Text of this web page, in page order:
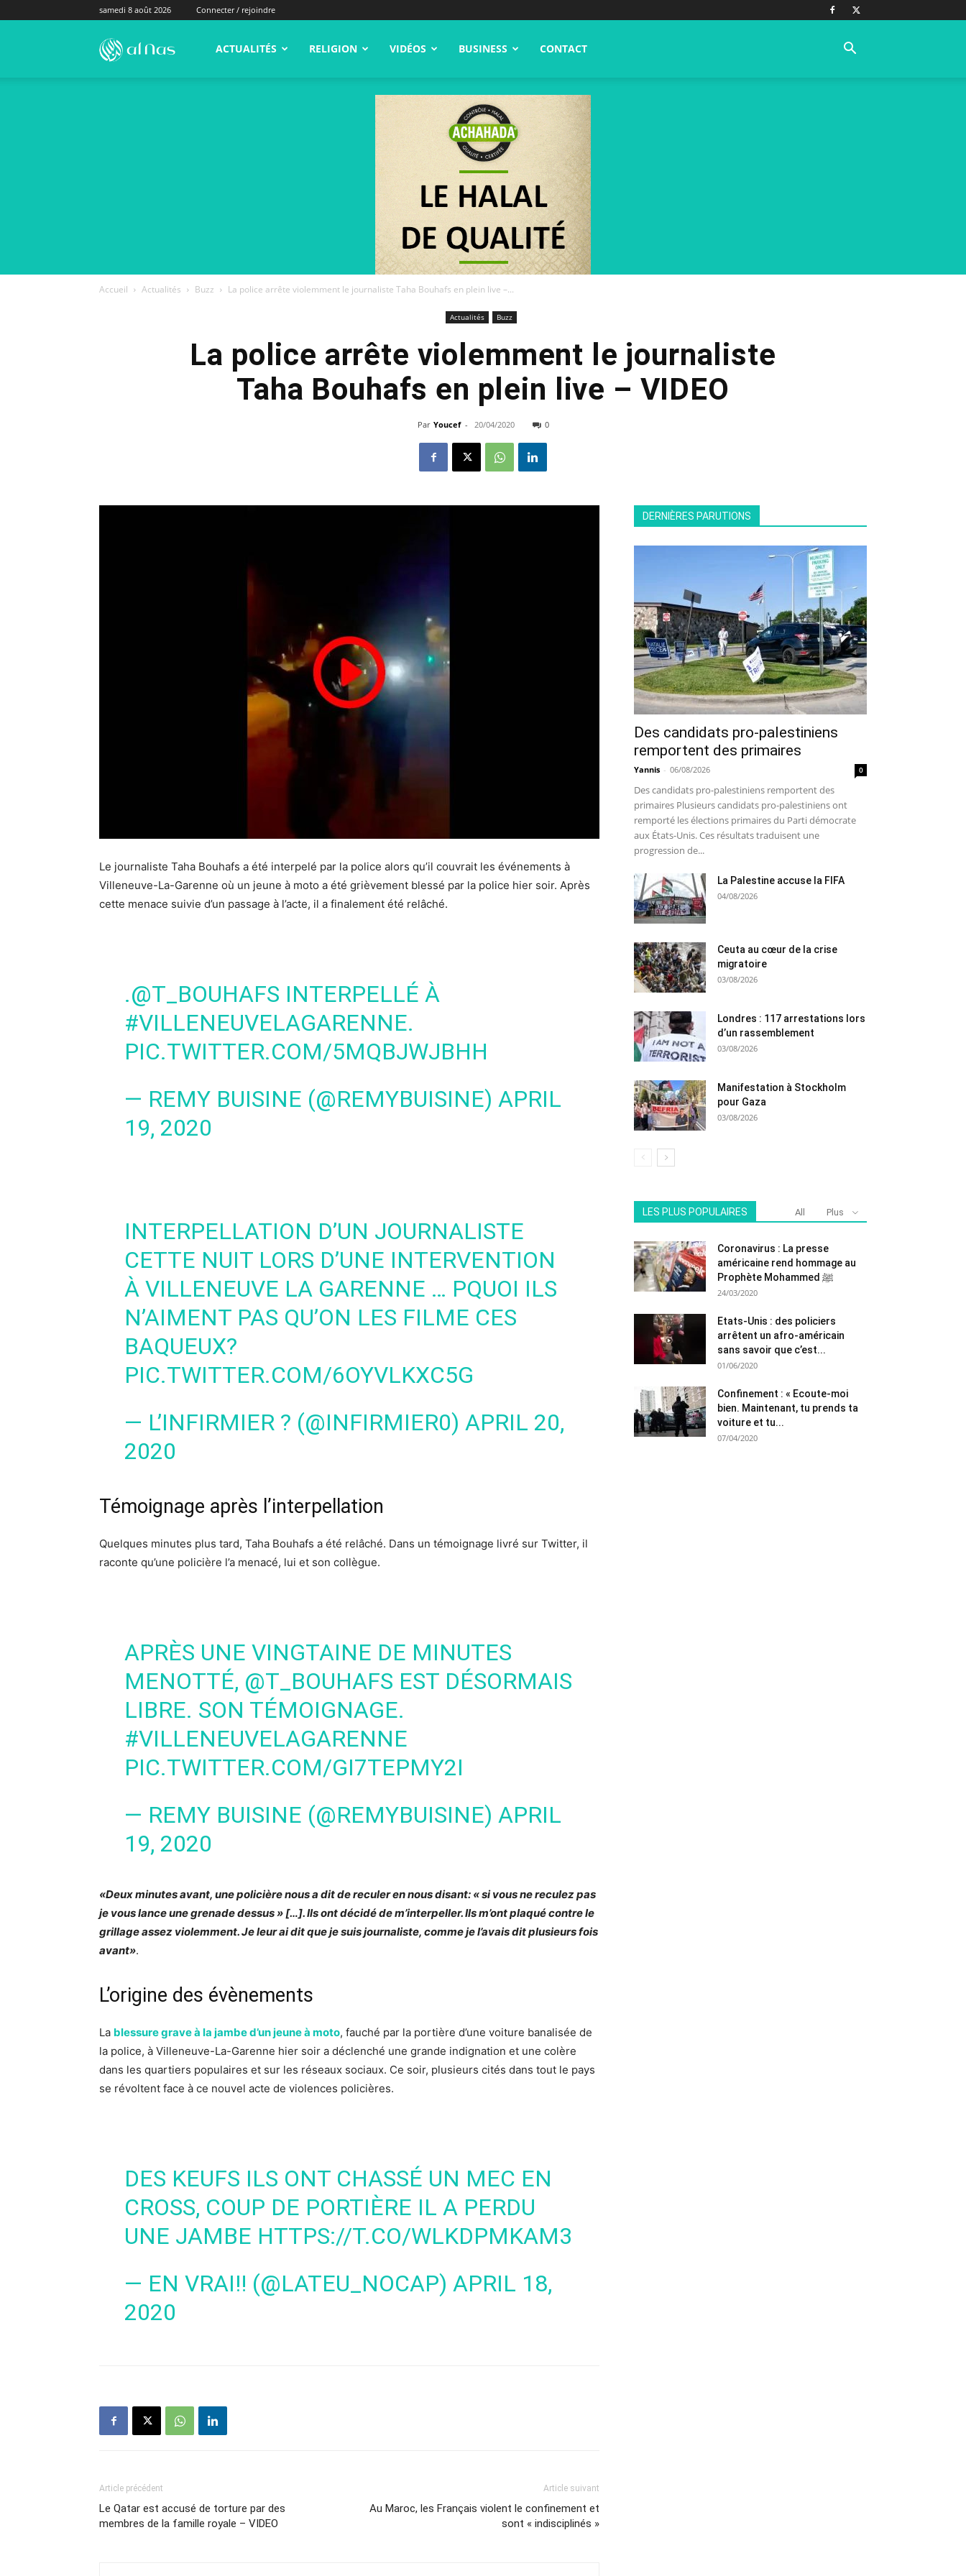
samedi 8 août 2026 Connecter / rejoindre
alNas.fr ACTUALITÉS RELIGION VIDÉOS BUSINESS CONTACT
Accueil Actualités Buzz La police arrête violemment le journaliste Taha Bouhafs en plein live –...
Actualités Buzz
La police arrête violemment le journaliste
Taha Bouhafs en plein live – VIDEO
Par Youcef - 20/04/2020 0
Le journaliste Taha Bouhafs a été interpelé par la police alors qu’il couvrait les événements à
Villeneuve-La-Garenne où un jeune à moto a été grièvement blessé par la police hier soir. Après
cette menace suivie d’un passage à l’acte, il a finalement été relâché.
.@T_BOUHAFS INTERPELLÉ À
#VILLENEUVELAGARENNE.
PIC.TWITTER.COM/5MQBJWJBHH
— REMY BUISINE (@REMYBUISINE) APRIL
19, 2020
INTERPELLATION D’UN JOURNALISTE
CETTE NUIT LORS D’UNE INTERVENTION
À VILLENEUVE LA GARENNE … PQUOI ILS
N’AIMENT PAS QU’ON LES FILME CES
BAQUEUX?
PIC.TWITTER.COM/6OYVLKXC5G
— L’INFIRMIER ? (@INFIRMIER0) APRIL 20,
2020
​Témoignage après l’interpellation
Quelques minutes plus tard, Taha Bouhafs a été relâché. Dans un témoignage livré sur Twitter, il
raconte qu’une policière l’a menacé, lui et son collègue.
APRÈS UNE VINGTAINE DE MINUTES
MENOTTÉ, @T_BOUHAFS EST DÉSORMAIS
LIBRE. SON TÉMOIGNAGE.
#VILLENEUVELAGARENNE
PIC.TWITTER.COM/GI7TEPMY2I
— REMY BUISINE (@REMYBUISINE) APRIL
19, 2020
«Deux minutes avant, une policière nous a dit de reculer en nous disant: « si vous ne reculez pas
je vous lance une grenade dessus » […]. Ils ont décidé de m’interpeller. Ils m’ont plaqué contre le
grillage assez violemment. Je leur ai dit que je suis journaliste, comme je l’avais dit plusieurs fois
avant».
L’origine des évènements
La blessure grave à la jambe d’un jeune à moto, fauché par la portière d’une voiture banalisée de
la police, à Villeneuve-La-Garenne hier soir a déclenché une grande indignation et une colère
dans les quartiers populaires et sur les réseaux sociaux. Ce soir, plusieurs cités dans tout le pays
se révoltent face à ce nouvel acte de violences policières.
DES KEUFS ILS ONT CHASSÉ UN MEC EN
CROSS, COUP DE PORTIÈRE IL A PERDU
UNE JAMBE HTTPS://T.CO/WLKDPMKAM3
— EN VRAI‼️ (@LATEU_NOCAP) APRIL 18,
2020
Article précédent
Le Qatar est accusé de torture par des
membres de la famille royale – VIDEO
Article suivant
Au Maroc, les Français violent le confinement et
sont « indisciplinés »
DERNIÈRES PARUTIONS
Des candidats pro-palestiniens
remportent des primaires
Yannis - 06/08/2026 0
Des candidats pro-palestiniens remportent des
primaires Plusieurs candidats pro-palestiniens ont
remporté les élections primaires du Parti démocrate
aux États-Unis. Ces résultats traduisent une
progression de...
La Palestine accuse la FIFA
04/08/2026
Ceuta au cœur de la crise
migratoire
03/08/2026
Londres : 117 arrestations lors
d’un rassemblement
03/08/2026
Manifestation à Stockholm
pour Gaza
03/08/2026
LES PLUS POPULAIRES All Plus
Coronavirus : La presse
américaine rend hommage au
Prophète Mohammed ﷺ
24/03/2020
Etats-Unis : des policiers
arrêtent un afro-américain
sans savoir que c’est...
01/06/2020
Confinement : « Ecoute-moi
bien. Maintenant, tu prends ta
voiture et tu...
07/04/2020